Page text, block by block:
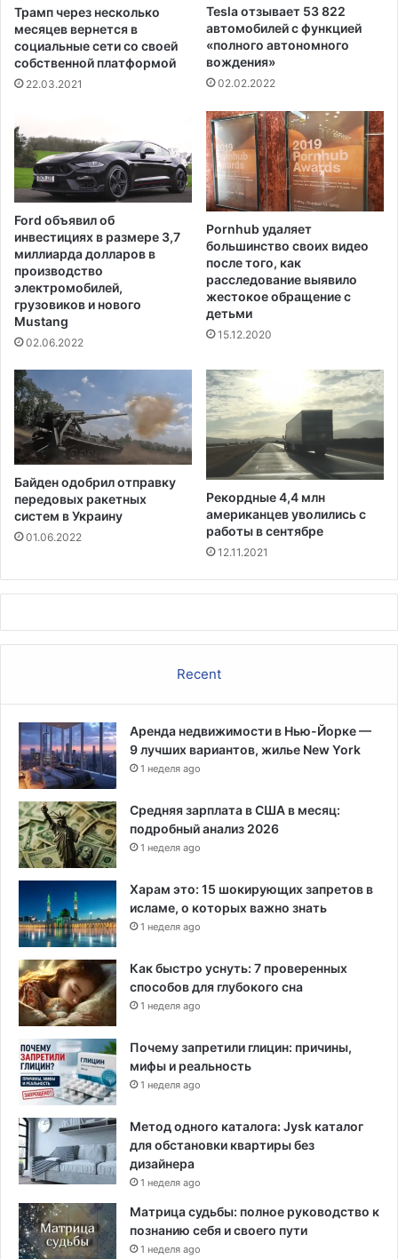
ш
е
н
и
а
л
о
г
в
с
с
т
о
р
н
ы
а
д
м
н
и
т
а
е
н
а
о
г
о
е
д
с
т
а
Трамп через несколько
месяцев вернется в
социальные сети со своей
собственной платформой
22.03.2021
Tesla отзывает 53 822
автомобилей с функцией
«полного автономного
вождения»
02.02.2022
Ford объявил об
инвестициях в размере 3,7
миллиарда долларов в
производство
электромобилей,
грузовиков и нового
Mustang
02.06.2022
Pornhub удаляет
большинство своих видео
после того, как
расследование выявило
жестокое обращение с
детьми
15.12.2020
Байден одобрил отправку
передовых ракетных
систем в Украину
01.06.2022
Рекордные 4,4 млн
американцев уволились с
работы в сентябре
12.11.2021
Recent
Аренда недвижимости в Нью-Йорке —
9 лучших вариантов, жилье New York
1 неделя ago
Средняя зарплата в США в месяц:
подробный анализ 2026
1 неделя ago
Харам это: 15 шокирующих запретов в
исламе, о которых важно знать
1 неделя ago
Как быстро уснуть: 7 проверенных
способов для глубокого сна
1 неделя ago
Почему запретили глицин: причины,
мифы и реальность
1 неделя ago
Метод одного каталога: Jysk каталог
для обстановки квартиры без
дизайнера
1 неделя ago
Матрица судьбы: полное руководство к
познанию себя и своего пути
1 неделя ago